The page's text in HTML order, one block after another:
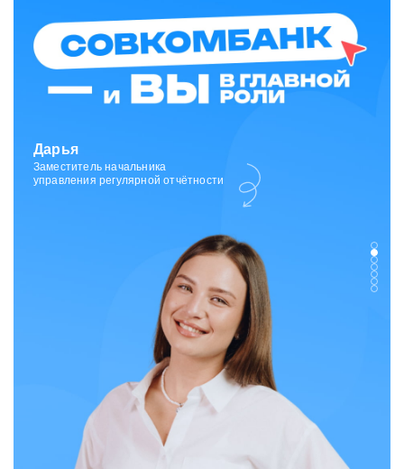
Зарина
Ведущий специалист
отдела исходящих коммуникаций